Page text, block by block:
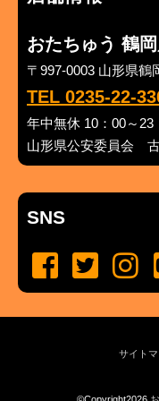
おたちゅう 鶴
〒997-0003 山形県鶴
TEL 0235-22-
年中無休 10：00～23
山形県公安委員会
SNS
サイト